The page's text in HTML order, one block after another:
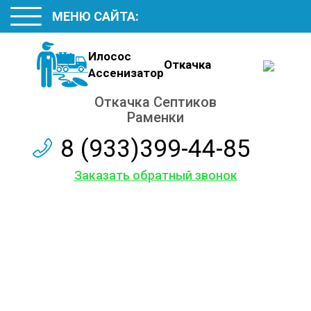
Илосос
Ассенизатор
Откачка
Откачка Септиков
Раменки
8 (933)399-44-85
Заказать обратный звонок
МЕНЮ САЙТА: